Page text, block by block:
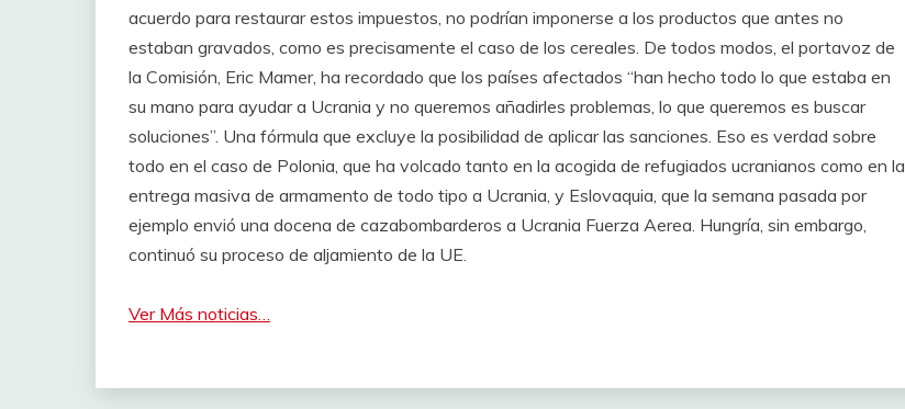
acuerdo para restaurar estos impuestos, no podrían imponerse a los productos que antes no
estaban gravados, como es precisamente el caso de los cereales. De todos modos, el portavoz de
la Comisión, Eric Mamer, ha recordado que los países afectados “han hecho todo lo que estaba en
su mano para ayudar a Ucrania y no queremos añadirles problemas, lo que queremos es buscar
soluciones”. Una fórmula que excluye la posibilidad de aplicar las sanciones. Eso es verdad sobre
todo en el caso de Polonia, que ha volcado tanto en la acogida de refugiados ucranianos como en la
entrega masiva de armamento de todo tipo a Ucrania, y Eslovaquia, que la semana pasada por
ejemplo envió una docena de cazabombarderos a Ucrania Fuerza Aerea. Hungría, sin embargo,
continuó su proceso de aljamiento de la UE.
Ver Más noticias…